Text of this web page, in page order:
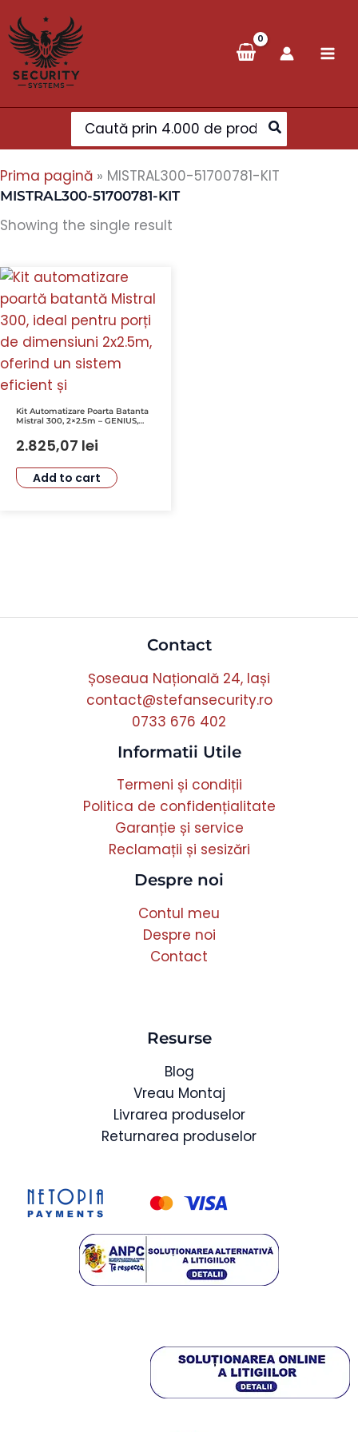
to
content
Search
for:
Prima pagină » MISTRAL300-51700781-KIT
MISTRAL300-51700781-KIT
Showing the single result
Kit Automatizare Poarta Batanta
Mistral 300, 2×2.5m – GENIUS,
2.825,07 lei
Add to cart
Contact
Șoseaua Națională 24, Iași
contact@stefansecurity.ro
0733 676 402
Informatii Utile
Termeni și condiții
Politica de confidențialitate
Garanție și service
Reclamații și sesizări
Despre noi
Contul meu
Despre noi
Contact
Resurse
Blog
Vreau Montaj
Livrarea produselor
Returnarea produselor